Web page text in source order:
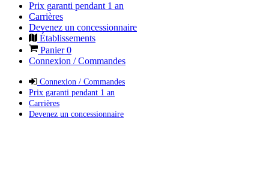
Prix garanti pendant 1 an
Carrières
Devenez un concessionnaire
Établissements
Panier0
Connexion / Commandes
Connexion / Commandes
Prix garanti pendant 1 an
Carrières
Devenez un concessionnaire